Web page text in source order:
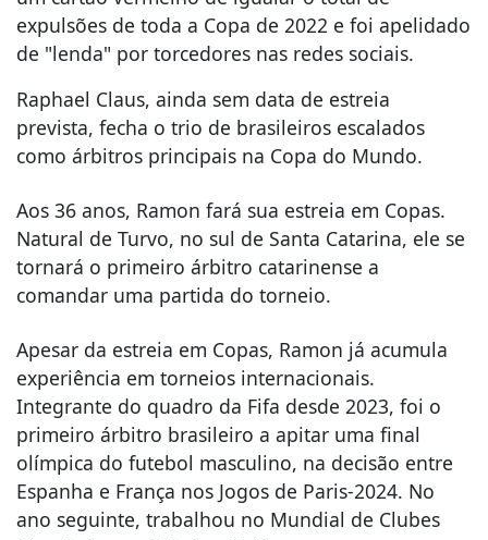
expulsões de toda a Copa de 2022 e foi apelidado
de "lenda" por torcedores nas redes sociais.
Raphael Claus, ainda sem data de estreia
prevista, fecha o trio de brasileiros escalados
como árbitros principais na Copa do Mundo.
Aos 36 anos, Ramon fará sua estreia em Copas.
Natural de Turvo, no sul de Santa Catarina, ele se
tornará o primeiro árbitro catarinense a
comandar uma partida do torneio.
Apesar da estreia em Copas, Ramon já acumula
experiência em torneios internacionais.
Integrante do quadro da Fifa desde 2023, foi o
primeiro árbitro brasileiro a apitar uma final
olímpica do futebol masculino, na decisão entre
Espanha e França nos Jogos de Paris-2024. No
ano seguinte, trabalhou no Mundial de Clubes